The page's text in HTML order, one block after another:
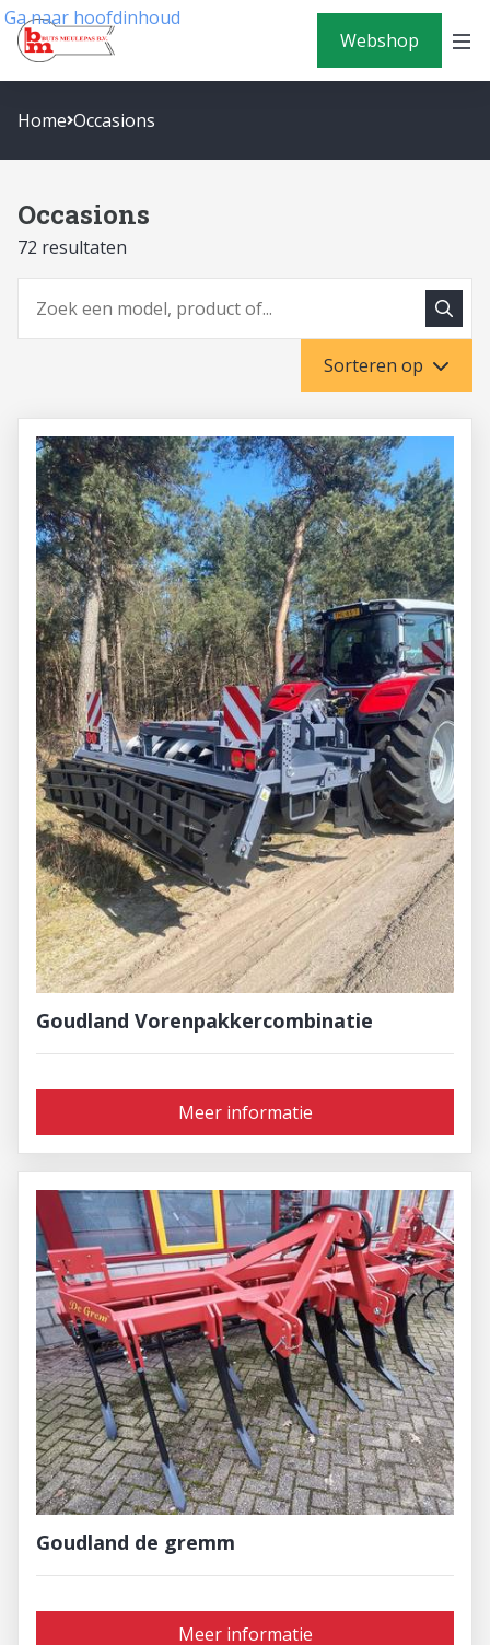
Ga naar hoofdinhoud
Webshop
Home Occasions
Occasions
72 resultaten
Zoeken
Sorteren op
Goudland Vorenpakkercombinatie
Meer informatie
Goudland de gremm
Meer informatie